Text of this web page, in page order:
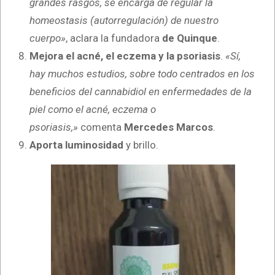
homeostasis (autorregulación) de nuestro
cuerpo», aclara la fundadora de Quinque
Mejora el acné, el eczema y la psoriasis «Sí,
hay muchos estudios, sobre todo centrados en los
beneficios del cannabidiol en enfermedades de la
piel como el acné, eczema o
psoriasis,» comenta Mercedes Marcos
Aporta luminosidad y brillo.